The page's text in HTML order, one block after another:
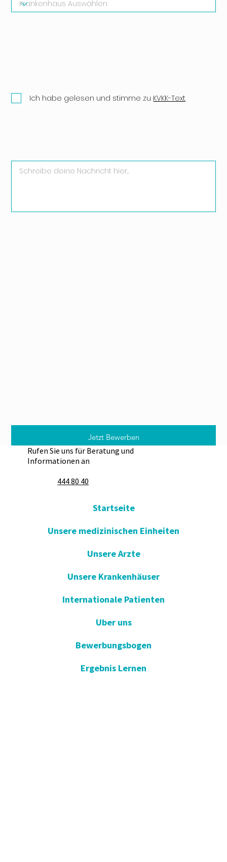
Jetzt Bewerben
Ich habe gelesen und stimme zu KVKK-Text
Rufen Sie uns für Beratung und
Informationen an
444 80 40
Startseite
Unsere medizinischen Einheiten
Unsere Arzte
Unsere Krankenhäuser
Internationale Patienten
Uber uns
Bewerbungsbogen
Ergebnis Lernen